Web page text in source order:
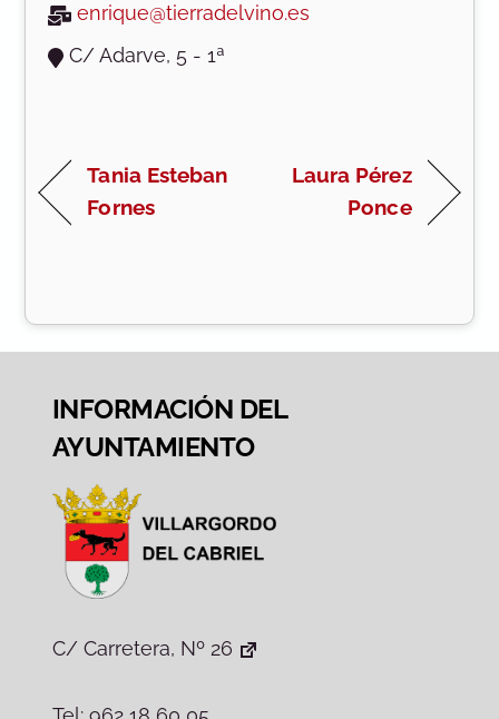
enrique@tierradelvino.es
C/ Adarve, 5 - 1ª
Tania Esteban
Fornes
Laura Pérez
Ponce
INFORMACIÓN DEL
AYUNTAMIENTO
C/ Carretera, Nº 26